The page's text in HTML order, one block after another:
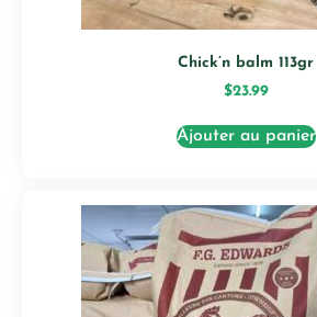
Chick’n balm 113gr
$23.99
Ajouter au panier